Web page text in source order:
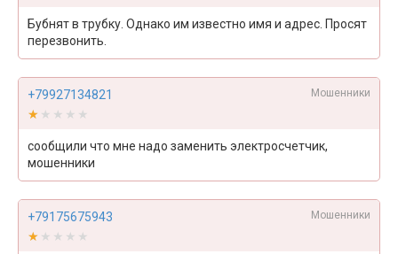
Бубнят в трубку. Однако им известно имя и адрес. Просят
перезвонить.
+79927134821 Мошенники
★★★★★
★★★★★
сообщили что мне надо заменить электросчетчик,
мошенники
+79175675943 Мошенники
★★★★★
★★★★★